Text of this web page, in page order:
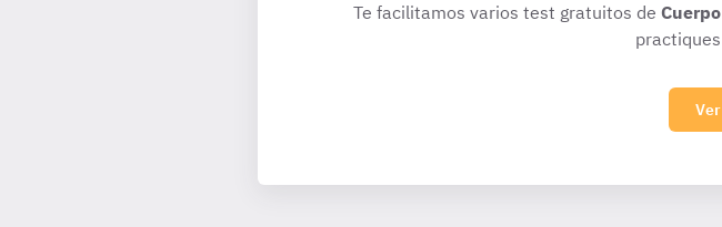
Te facilitamos varios test gratuitos de